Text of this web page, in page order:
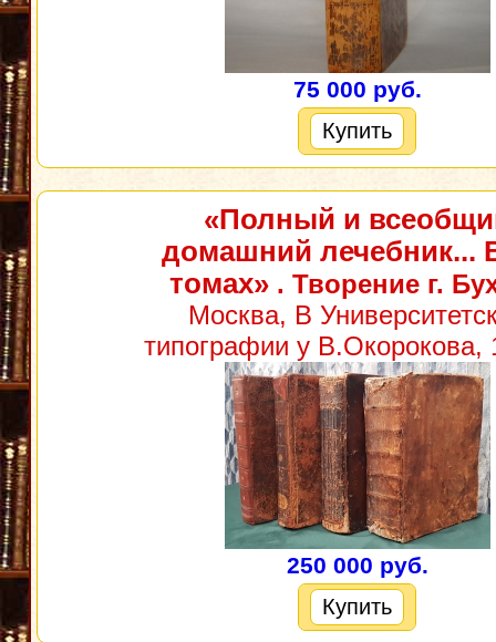
75 000 руб.
Купить
«Полный и
домашний лечебник...
томах» . Творение г.
Москва, В
типографии у В.Окорокова,
250 000 руб.
Купить